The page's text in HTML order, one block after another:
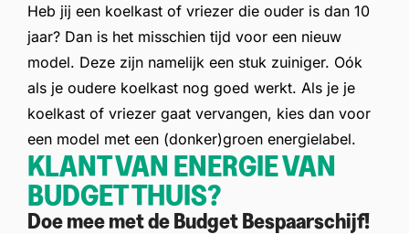
Heb jij een koelkast of vriezer die ouder is dan 10
jaar? Dan is het misschien tijd voor een nieuw
model. Deze zijn namelijk een stuk zuiniger. Oók
als je oudere koelkast nog goed werkt. Als je je
koelkast of vriezer gaat vervangen, kies dan voor
een model met een (donker)groen energielabel.
KLANT VAN ENERGIE VAN
BUDGET THUIS?
Doe mee met de Budget Bespaarschijf!